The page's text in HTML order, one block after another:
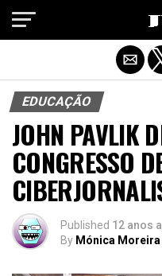
EDUCAÇÃO
JOHN PAVLIK
CONGRESSO
Published 12 anos
By Mónica Moreira
Exit